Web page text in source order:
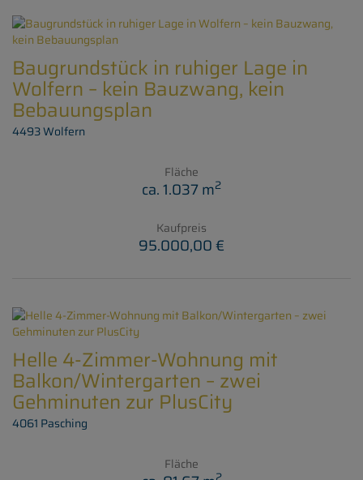
Baugrundstück in ruhiger Lage in
Wolfern – kein Bauzwang, kein
Bebauungsplan
4493 Wolfern
Fläche
ca. 1.037 m2
Kaufpreis
95.000,00 €
Helle 4-Zimmer-Wohnung mit
Balkon/Wintergarten – zwei
Gehminuten zur PlusCity
4061 Pasching
Fläche